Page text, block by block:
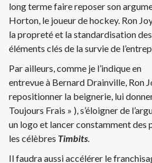
long terme faire reposer son
Horton, le joueur de hockey. Ron
la propreté et la standardisation
éléments clés de la survie de
Par ailleurs, comme je l’indique en
entrevue à Bernard Drainville, Ron
repositionner la beignerie, lui
Toujours Frais » ), s’éloigner de
un logo et lancer constamment
les célèbres Timbits.
Il faudra aussi accélérer le